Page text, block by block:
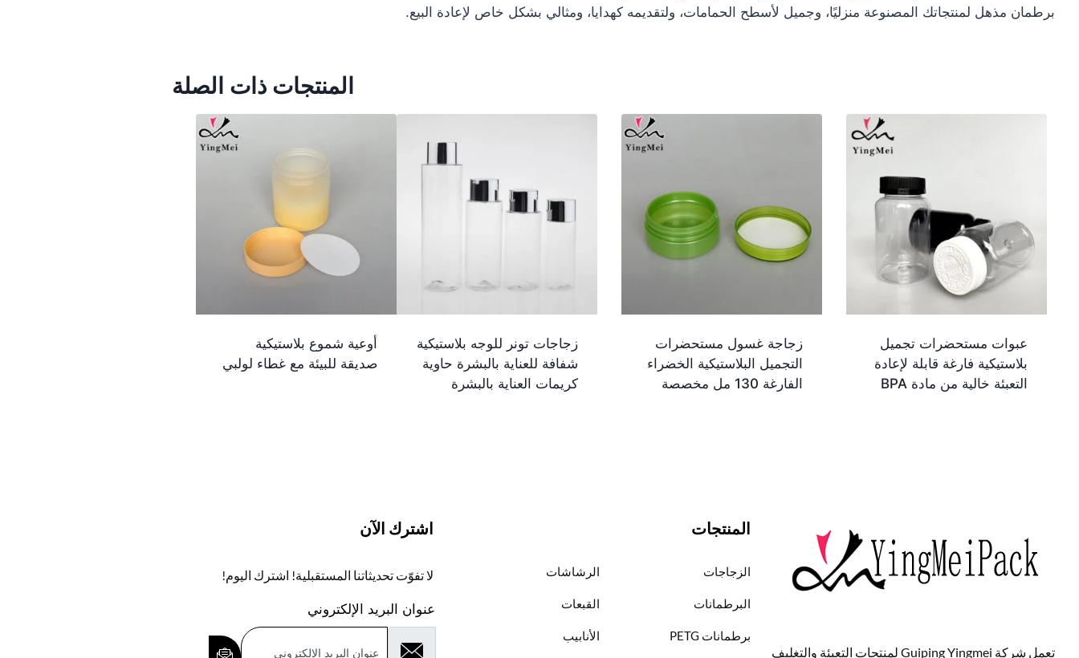
برطمان مذهل لمنتجاتك المصنوعة منزليًا، وجميل لأسطح الحمامات، ولتقديمه كهدايا، ومثالي بشكل خاص لإعادة البيع.
المنتجات ذات الصلة
عبوات مستحضرات تجميل
بلاستيكية فارغة قابلة لإعادة
التعبئة خالية من مادة BPA
زجاجة غسول مستحضرات
التجميل البلاستيكية الخضراء
الفارغة 130 مل مخصصة
زجاجات تونر للوجه بلاستيكية
شفافة للعناية بالبشرة حاوية
كريمات العناية بالبشرة
أوعية شموع بلاستيكية
صديقة للبيئة مع غطاء لولبي
تعمل شركة Guiping Yingmei لمنتجات التعبئة والتغليف
المنتجات
الزجاجات
البرطمانات
برطمانات PETG
الرشاشات
القبعات
الأنابيب
اشترك الآن
لا تفوّت تحديثاتنا المستقبلية! اشترك اليوم!
عنوان البريد الإلكتروني